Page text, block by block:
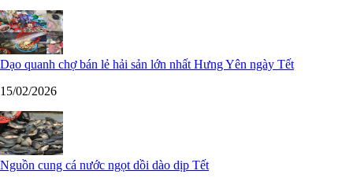
Dạo quanh chợ bán lẻ hải sản lớn nhất Hưng Yên ngày Tết
15/02/2026
Nguồn cung cá nước ngọt dồi dào dịp Tết